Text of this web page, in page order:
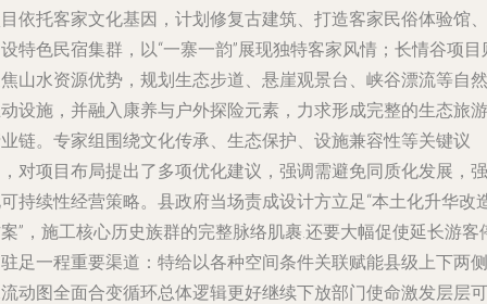
依托客家文化基因，计划修复古建筑、打造客家民俗体验馆、
特色民宿集群，以“一寨一韵”展现独特客家风情；长情谷项目
山水资源优势，规划生态步道、悬崖观景台、峡谷漂流等自然
设施，并融入康养与户外探险元素，力求形成完整的生态旅游
链。专家组围绕文化传承、生态保护、设施兼容性等关键议
对项目布局提出了多项优化建议，强调需避免同质化发展，强
持续性经营策略。县政府当场责成设计方立足“本土化升华改
”，施工核心历史族群的完整脉络肌裹.还要大幅促使延长游客
足一程重要渠道：特给以各种空间条件关联赋能县级上下两侧
动图全面合变循环总体逻辑更好继续下放部门使命激发层层可